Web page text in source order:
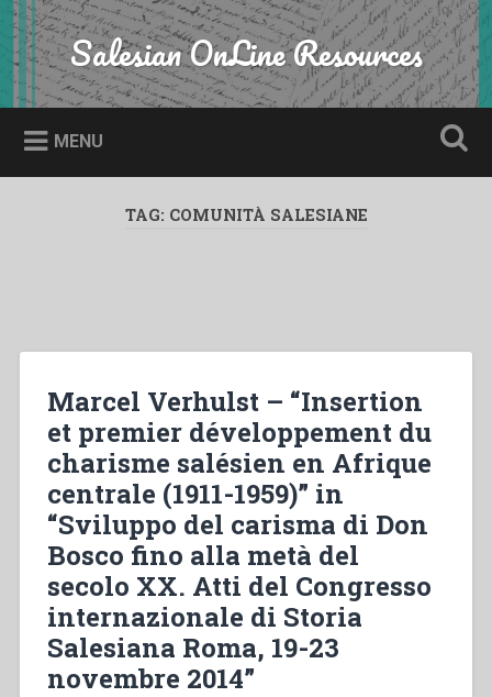
Skip
to
content
Search Salesian OnLine Resources
MENU
TAG: COMUNITÀ SALESIANE
Marcel Verhulst – “Insertion
et premier développement du
charisme salésien en Afrique
centrale (1911-1959)” in
“Sviluppo del carisma di Don
Bosco fino alla metà del
secolo XX. Atti del Congresso
internazionale di Storia
Salesiana Roma, 19-23
novembre 2014”